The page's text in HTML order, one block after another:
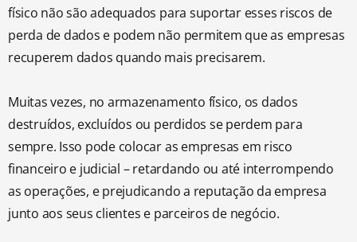
físico não são adequados para suportar esses riscos de
perda de dados e podem não permitem que as empresas
recuperem dados quando mais precisarem.
Muitas vezes, no armazenamento físico, os dados
destruídos, excluídos ou perdidos se perdem para
sempre. Isso pode colocar as empresas em risco
financeiro e judicial – retardando ou até interrompendo
as operações, e prejudicando a reputação da empresa
junto aos seus clientes e parceiros de negócio.